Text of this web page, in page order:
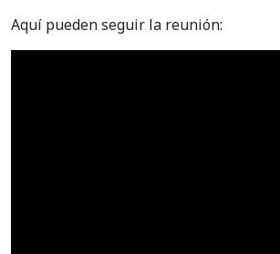
Aquí pueden seguir la reunión: